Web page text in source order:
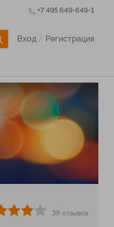
+7 495 649-649-1
Вход / Регистрация
38 отзывов